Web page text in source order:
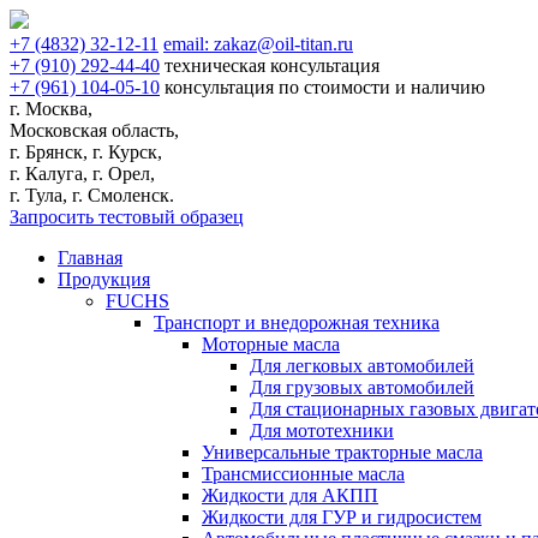
+7 (4832) 32-12-11 email: zakaz@oil-titan.ru
+7 (910) 292-44-40 техническая консультация
+7 (961) 104-05-10 консультация по стоимости и наличию
г. Москва,
Московская область,
г. Брянск, г. Курск,
г. Калуга, г. Орел,
г. Тула, г. Смоленск.
Запросить тестовый образец
Главная
Продукция
FUCHS
Транспорт и внедорожная техника
Моторные масла
Для легковых автомобилей
Для грузовых автомобилей
Для стационарных газовых
Для мототехники
Универсальные тракторные масла
Трансмиссионные масла
Жидкости для АКПП
Жидкости для ГУР и гидросистем